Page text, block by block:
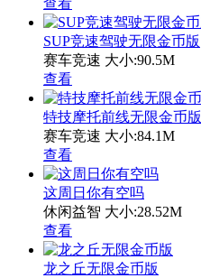
查看
SUP竞速驾驶无限金币版
赛车竞速 大小:90.5M
查看
特技摩托前线无限金币版
赛车竞速 大小:84.1M
查看
这周日你有空吗
休闲益智 大小:28.52M
查看
龙之丘无限金币版